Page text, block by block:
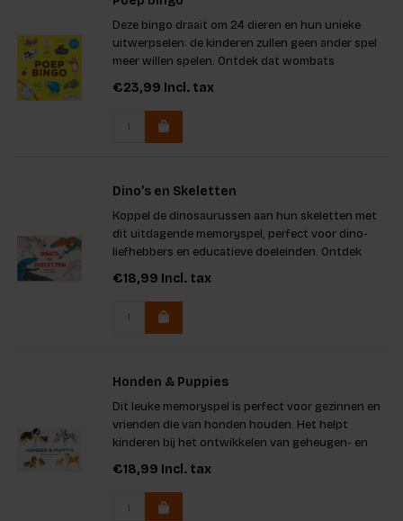
Deze bingo draait om 24 dieren en hun unieke
uitwerpselen: de kinderen zullen geen ander spel
meer willen spelen. Ontdek dat wombats
vierkantjes poepen en dat pinguïns poep spuiten
in een kleur die wordt bepaald door wat ze hebben
gegeten!
€23,99 Incl. tax
Dino’s en Skeletten
Koppel de dinosaurussen aan hun skeletten met
dit uitdagende memoryspel, perfect voor dino-
liefhebbers en educatieve doeleinden. Ontdek
fascinerende feiten over dinosaurussen en hun
evolutie terwijl je speelt. Met illustraties van James
Barker en wetensch
€18,99 Incl. tax
Honden & Puppies
Dit leuke memoryspel is perfect voor gezinnen en
vrienden die van honden houden. Het helpt
kinderen bij het ontwikkelen van geheugen- en
associatievaardigheden. Met 25 honden en hun
puppy's stimuleert het spel interactie en plezier.
Het boek bevat 160 pag
€18,99 Incl. tax